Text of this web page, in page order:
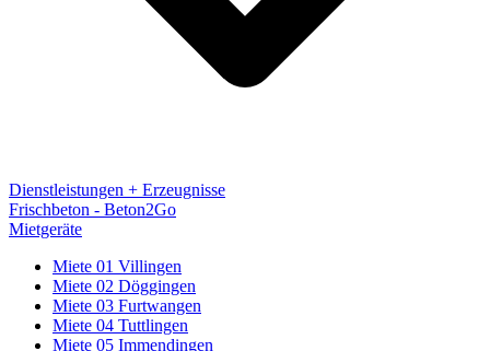
Dienstleistungen + Erzeugnisse
Frischbeton - Beton2Go
Mietgeräte
Miete 01 Villingen
Miete 02 Döggingen
Miete 03 Furtwangen
Miete 04 Tuttlingen
Miete 05 Immendingen